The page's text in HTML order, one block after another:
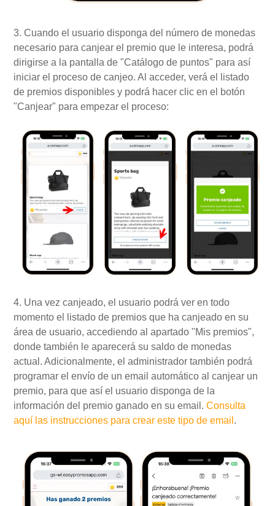
3. Cuando el usuario disponga del número de monedas
necesario para canjear el premio que le interesa, podrá
dirigirse a la pantalla de "Catálogo de puntos" para así
iniciar el proceso de canjeo. Al acceder, verá el listado
de premios disponibles y podrá hacer clic en el botón
"Canjear" para empezar el proceso:
4. Una vez canjeado, el usuario podrá ver en todo
momento el listado de premios que ha canjeado en su
área de usuario, accediendo al apartado "Mis premios",
donde también le aparecerá su saldo de monedas
actual. Adicionalmente, el administrador también podrá
programar el envío de un email automático al canjear un
premio, para que así el usuario disponga de la
información del premio ganado en su email.Consulta
aquí las instrucciones para crear este tipo de email .